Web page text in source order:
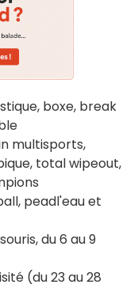
boxe, break
multisports,
total wipeout,
peadl'eau et
du 6 au 9
(du 23 au 28